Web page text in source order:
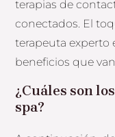
terapias de
conectados. El
terapeuta experto
beneficios que
¿Cuáles son
spa?